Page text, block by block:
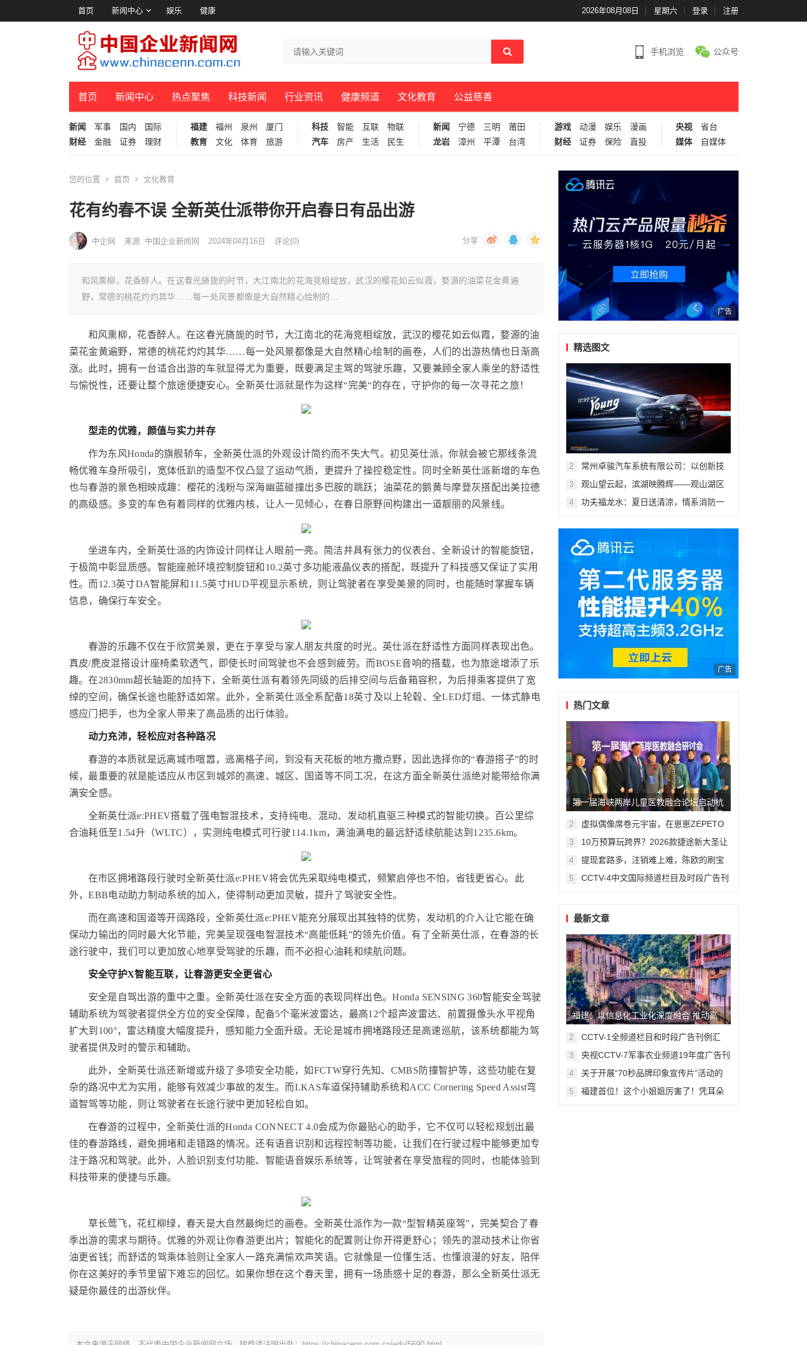
首页 新闻中心 娱乐 健康 2026年08月08日 星期六 登录 注册
手机浏览 公众号
首页 新闻中心 热点聚焦 科技新闻 行业资讯 健康频道 文化教育 公益慈善
新闻 军事 国内
国际
财经
金融 证券 理财
福建 福州 泉州
厦门
教育
文化 体育 旅游
科技 智能 互联
物联
汽车
房产 生活 民生
新闻 宁德 三明
莆田
龙岩
漳州 平潭 台湾
游戏 动漫 娱乐
漫画
财经
证券 保险 直投
央视
省台
媒体
自媒体
您的位置 首页 文化教育
花有约春不误 全新英仕派带你开启春日有品出游
中企网 来源: 中国企业新闻网 2024年04月16日 评论(0)
和风熏柳，花香醉人。在这春光旖旎的时节，大江南北的花海竞相绽放，武汉的樱花如云似霞，婺源的油菜花金黄遍
野，常德的桃花灼灼其华……每一处风景都像是大自然精心绘制的…
和风熏柳，花香醉人。在这春光旖旎的时节，大江南北的花海竞相绽放，武汉的樱花如云似霞，婺源的油
菜花金黄遍野，常德的桃花灼灼其华……每一处风景都像是大自然精心绘制的画卷，人们的出游热情也日渐高
涨。此时，拥有一台适合出游的车就显得尤为重要，既要满足主驾的驾驶乐趣，又要兼顾全家人乘坐的舒适性
与愉悦性，还要让整个旅途便捷安心。全新英仕派就是作为这样“完美“的存在，守护你的每一次寻花之旅！
型走的优雅，颜值与实力并存
作为东风Honda的旗舰轿车，全新英仕派的外观设计简约而不失大气。初见英仕派，你就会被它那线条流
畅优雅车身所吸引，宽体低趴的造型不仅凸显了运动气质，更提升了操控稳定性。同时全新英仕派新增的车色
也与春游的景色相映成趣：樱花的浅粉与深海幽蓝碰撞出多巴胺的跳跃；油菜花的鹅黄与摩登灰搭配出美拉德
的高级感。多变的车色有着同样的优雅内核，让人一见倾心，在春日原野间构建出一道靓丽的风景线。
坐进车内，全新英仕派的内饰设计同样让人眼前一亮。简洁并具有张力的仪表台、全新设计的智能旋钮，
于极简中彰显质感。智能座舱环境控制旋钮和10.2英寸多功能液晶仪表的搭配，既提升了科技感又保证了实用
性。而12.3英寸DA智能屏和11.5英寸HUD平视显示系统，则让驾驶者在享受美景的同时，也能随时掌握车辆
信息，确保行车安全。
春游的乐趣不仅在于欣赏美景，更在于享受与家人朋友共度的时光。英仕派在舒适性方面同样表现出色。
真皮/麂皮混搭设计座椅柔软透气，即使长时间驾驶也不会感到疲劳。而BOSE音响的搭载，也为旅途增添了乐
趣。在2830mm超长轴距的加持下，全新英仕派有着领先同级的后排空间与后备箱容积，为后排乘客提供了宽
绰的空间，确保长途也能舒适如常。此外，全新英仕派全系配备18英寸及以上轮毂、全LED灯组、一体式静电
感应门把手，也为全家人带来了高品质的出行体验。
动力充沛，轻松应对各种路况
春游的本质就是远离城市喧嚣，逃离格子间，到没有天花板的地方撒点野，因此选择你的“春游搭子”的时
候，最重要的就是能适应从市区到城郊的高速、城区、国道等不同工况，在这方面全新英仕派绝对能带给你满
满安全感。
全新英仕派e:PHEV搭载了强电智混技术，支持纯电、混动、发动机直驱三种模式的智能切换。百公里综
合油耗低至1.54升（WLTC），实测纯电模式可行驶114.1km，满油满电的最远舒适续航能达到1235.6km。
在市区拥堵路段行驶时全新英仕派e:PHEV将会优先采取纯电模式，频繁启停也不怕，省钱更省心。此
外，EBB电动助力制动系统的加入，使得制动更加灵敏，提升了驾驶安全性。
而在高速和国道等开阔路段，全新英仕派e:PHEV能充分展现出其独特的优势，发动机的介入让它能在确
保动力输出的同时最大化节能，完美呈现强电智混技术“高能低耗”的领先价值。有了全新英仕派，在春游的长
途行驶中，我们可以更加放心地享受驾驶的乐趣，而不必担心油耗和续航问题。
安全守护X智能互联，让春游更安全更省心
安全是自驾出游的重中之重。全新英仕派在安全方面的表现同样出色。Honda SENSING 360智能安全驾驶
辅助系统为驾驶者提供全方位的安全保障，配备5个毫米波雷达，最高12个超声波雷达、前置摄像头水平视角
扩大到100°，雷达精度大幅度提升，感知能力全面升级。无论是城市拥堵路段还是高速巡航，该系统都能为驾
驶者提供及时的警示和辅助。
此外，全新英仕派还新增或升级了多项安全功能，如FCTW穿行先知、CMBS防撞智护等，这些功能在复
杂的路况中尤为实用，能够有效减少事故的发生。而LKAS车道保持辅助系统和ACC Cornering Speed Assist弯
道智驾等功能，则让驾驶者在长途行驶中更加轻松自如。
在春游的过程中，全新英仕派的Honda CONNECT 4.0会成为你最贴心的助手，它不仅可以轻松规划出最
佳的春游路线，避免拥堵和走错路的情况。还有语音识别和远程控制等功能，让我们在行驶过程中能够更加专
注于路况和驾驶。此外，人脸识别支付功能、智能语音娱乐系统等，让驾驶者在享受旅程的同时，也能体验到
科技带来的便捷与乐趣。
草长莺飞，花红柳绿，春天是大自然最绚烂的画卷。全新英仕派作为一款“型智精英座驾”，完美契合了春
季出游的需求与期待。优雅的外观让你春游更出片；智能化的配置则让你开得更舒心；领先的混动技术让你省
油更省钱；而舒适的驾乘体验则让全家人一路充满愉欢声笑语。它就像是一位懂生活、也懂浪漫的好友，陪伴
你在这美好的季节里留下难忘的回忆。如果你想在这个春天里，拥有一场质感十足的春游，那么全新英仕派无
疑是你最佳的出游伙伴。
广告
精选图文
2
常州卓骏汽车系统有限公司：以创新技
行业标杆
3
观山望云起，滨湖映腾辉——观山湖区
盛大开幕
4
功夫福龙水：夏日送清凉，情系消防一
广告
热门文章
第一届海峡两岸儿童医教融合论坛启动杭
州复旦儿童医院“复星”计划
2
虚拟偶像席卷元宇宙，在崽崽ZEPETO
3
10万预算玩跨界？2026款捷途新大圣让
4
提现套路多，注销难上难，陈欧的刷宝
5
CCTV-4中文国际频道栏目及时段广告刊
最新文章
福建：以信息化工业化深度融合 推动高
质量发展落实赶超
2
CCTV-1全频道栏目和时段广告刊例汇
3
央视CCTV-7军事农业频道19年度广告刊
4
关于开展“70秒品牌印象宣传片”活动的
5
福建首位！这个小姐姐厉害了！凭耳朵